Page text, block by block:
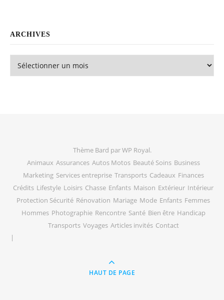
ARCHIVES
Archives
Thème Bard parWP Royal.
Animaux Assurances Autos Motos Beauté Soins Business
Marketing Services entreprise Transports Cadeaux Finances
Crédits Lifestyle Loisirs Chasse Enfants Maison Extérieur Intérieur
Protection Sécurité Rénovation Mariage Mode Enfants Femmes
Hommes Photographie Rencontre Santé Bien être Handicap
Transports Voyages Articles invités Contact
HAUT DE PAGE